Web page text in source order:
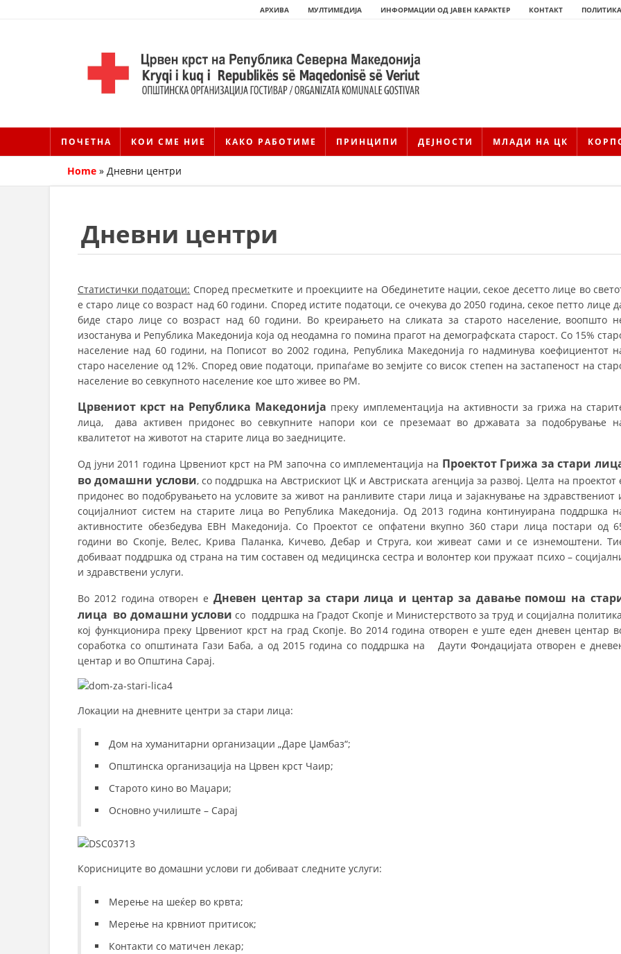
АРХИВА МУЛТИМЕДИЈА ИНФОРМАЦИИ ОД ЈАВЕН КАРАКТЕР КОНТАКТ
ПОЧЕТНА КОИ СМЕ НИЕ КАКО РАБОТИМЕ ПРИНЦИПИ ДЕЈНОСТИ МЛАДИ НА ЦК
ИСТОРИЈАТ НА ДВИЖЕЊЕТО
СТРУКТУРА НА ОРГАНИЗАЦИЈАТА
КОНТАКТ ИНФОРМАЦИИ
ЧЛЕНСТВО ВО ПРОФЕСИОНАЛНИ ТЕЛА
ЗАКОН ЗА ЦКРМ
РАКОВОДЕН ОДБОР
СТРУКТУРА И ОРГАНИЗАЦИОНА ПОСТАВЕНОСТ
ПРОЕКТИ – ПОДГОТВЕНОСТ И ДЕЈСТВУВАЊЕ ПРИ КАТАСТРОФИ
Home » Дневни центри
Дневни центри
Статистички податоци: Според пресметките и проекциите на Обединетите нации, секое десетто лице во
е старо лице со возраст над 60 години. Според истите податоци, се очекува до 2050 година, секое петто лице
биде старо лице со возраст над 60 години. Во креирањето на сликата за старото население, воопшто
изостанува и Република Македонија која од неодамна го помина прагот на демографската старост. Со 15%
население над 60 години, на Пописот во 2002 година, Република Македонија го надминува коефициентот
старо население од 12%. Според овие податоци, припаѓаме во земјите со висок степен на застапеност на
население во севкупното население кое што живее во РМ.
Црвениот крст на Република Македонија преку имплементација на активности за грижа на
лица, дава активен придонес во севкупните напори кои се преземаат во државата за подобрување
квалитетот на животот на старите лица во заедниците.
Од јуни 2011 година Црвениот крст на РМ започна со имплементација на Проектот Грижа за стари
во домашни услови, со поддршка на Австрискиот ЦК и Австриската агенција за развој. Целта на проектот
придонес во подобрувањето на условите за живот на ранливите стари лица и зајакнување на здравствениот
социјалниот систем на старите лица во Република Македонија. Од 2013 година континуирана поддршка
активностите обезбедува ЕВН Македонија. Со Проектот се опфатени вкупно 360 стари лица постари од
години во Скопје, Велес, Крива Паланка, Кичево, Дебар и Струга, кои живеат сами и се изнемоштени.
добиваат поддршка од страна на тим составен од медицинска сестра и волонтер кои пружаат психо –
и здравствени услуги.
Во 2012 година отворен е Дневен центар за стари лица и центар за давање помош на
лица во домашни условисо поддршка на Градот Скопје и Министерството за труд и социјална
кој функционира преку Црвениот крст на град Скопје. Во 2014 година отворен е уште еден дневен центар
соработка со општината Гази Баба, а од 2015 година со поддршка на Даути Фондацијата отворен е
центар и во Општина Сарај.
Локации на дневните центри за стари лица:
Дом на хуманитарни организации „Даре Џамбаз“;
Општинска организација на Црвен крст Чаир;
Старото кино во Маџари;
Основно училиште – Сарај
Корисниците во домашни услови ги добиваат следните услуги:
Мерење на шеќер во крвта;
Мерење на крвниот притисок;
Контакти со матичен лекар;